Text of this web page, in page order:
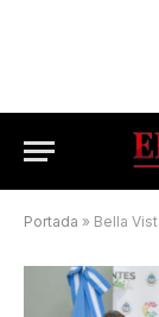
Portada » Bella